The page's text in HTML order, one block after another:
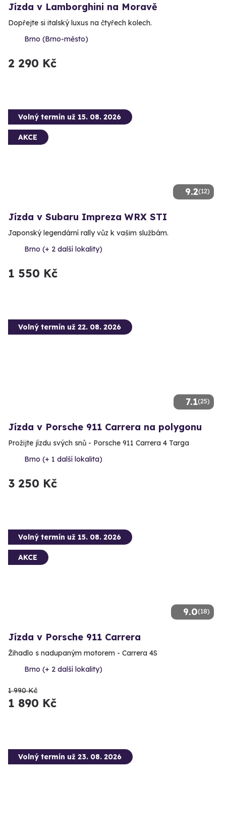
Jízda v Lamborghini na Moravě
Dopřejte si italský luxus na čtyřech kolech.
Brno (Brno-město)
2 290 Kč
9.2(12)
Volný termín už 15. 08. 2026
AKCE
Jízda v Subaru Impreza WRX STI
Japonský legendární rally vůz k vašim službám.
Brno (+ 2 další lokality)
1 550 Kč
7.1(25)
Volný termín už 22. 08. 2026
Jízda v Porsche 911 Carrera na polygonu
Prožijte jízdu svých snů - Porsche 911 Carrera 4 Targa
Brno (+ 1 další lokalita)
3 250 Kč
9.0(18)
Volný termín už 15. 08. 2026
AKCE
Jízda v Porsche 911 Carrera
Žihadlo s nadupaným motorem - Carrera 4S
Brno (+ 2 další lokality)
1 990 Kč
1 890 Kč
Volný termín už 23. 08. 2026